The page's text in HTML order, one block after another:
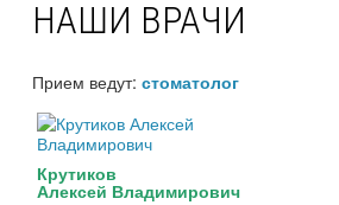
НАШИ ВРАЧИ
Прием ведут: стоматолог
Крутиков
Алексей Владимирович